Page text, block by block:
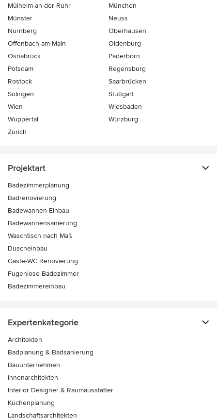
Mülheim-an-der-Ruhr
München
Münster
Neuss
Nürnberg
Oberhausen
Offenbach-am-Main
Oldenburg
Osnabrück
Paderborn
Potsdam
Regensburg
Rostock
Saarbrücken
Solingen
Stuttgart
Wien
Wiesbaden
Wuppertal
Würzburg
Zürich
Projektart
Badezimmerplanung
Badrenovierung
Badewannen-Einbau
Badewannensanierung
Waschtisch nach Maß
Duscheinbau
Gäste-WC Renovierung
Fugenlose Badezimmer
Badezimmereinbau
Expertenkategorie
Architekten
Badplanung & Badsanierung
Bauunternehmen
Innenarchitekten
Interior Designer & Raumausstatter
Küchenplanung
Landschaftsarchitekten